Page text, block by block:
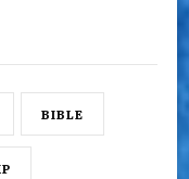
BIBLE